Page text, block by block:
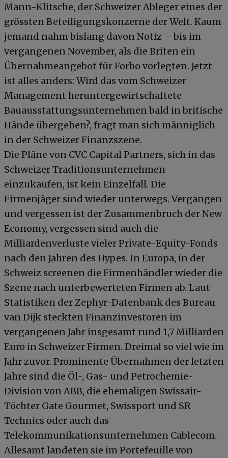
Mann-Klitsche, der Schweizer Ableger eines der
grössten Beteiligungskonzerne der Welt. Kaum
jemand nahm bislang davon Notiz – bis im
vergangenen November, als die Briten ein
Übernahmeangebot für Forbo vorlegten. Jetzt
ist alles anders: Wird das vom Schweizer
Management heruntergewirtschaftete
Bauausstattungsunternehmen bald in britische
Hände übergehen?, fragt man sich männiglich
in der Schweizer Finanzszene.
Die Pläne von CVC Capital Partners, sich in das
Schweizer Traditionsunternehmen
einzukaufen, ist kein Einzelfall. Die
Firmenjäger sind wieder unterwegs. Vergangen
und vergessen ist der Zusammenbruch der New
Economy, vergessen sind auch die
Milliardenverluste vieler Private-Equity-Fonds
nach den Jahren des Hypes. In Europa, in der
Schweiz screenen die Firmenhändler wieder die
Szene nach unterbewerteten Firmen ab. Laut
Statistiken der Zephyr-Datenbank des Bureau
van Dijk steckten Finanzinvestoren im
vergangenen Jahr insgesamt rund 1,7 Milliarden
Euro in Schweizer Firmen. Dreimal so viel wie im
Jahr zuvor. Prominente Übernahmen der letzten
Jahre sind die Öl-, Gas- und Petrochemie-
Division von ABB, die ehemaligen Swissair-
Töchter Gate Gourmet, Swissport und SR
Technics oder auch das
Telekommunikationsunternehmen Cablecom.
Allesamt landeten sie im Portefeuille von